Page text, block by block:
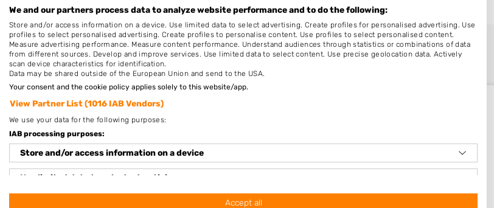
Nog geen statistieken beschikbaar. Nog geen statistieken beschikbaar.
We and our partners process data to analyze website performance and to do the following:
Store and/or access information on a device. Use limited data to select advertising. Create profiles for personalised advertising. Use
profiles to select personalised advertising. Create profiles to personalise content. Use profiles to select personalised content.
Measure advertising performance. Measure content performance. Understand audiences through statistics or combinations of data
from different sources. Develop and improve services. Use limited data to select content. Use precise geolocation data. Actively
scan device characteristics for identification.
Data may be shared outside of the European Union and send to the USA.
Your consent and the cookie policy applies solely to this website/app.
View Partner List (1016 IAB Vendors)
We use your data for the following purposes:
IAB processing purposes:
Store and/or access information on a device
Use limited data to select advertising
Accept all